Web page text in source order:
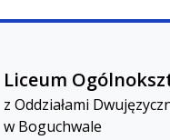
Liceum
z Oddziałami
w Boguchwale